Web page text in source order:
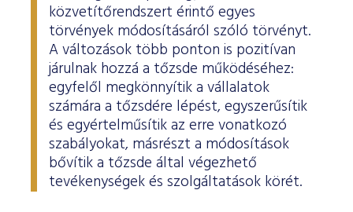
ESG Útmutató
közvetítőrendszert érintő egyes
törvények módosításáról szóló törvényt.
A változások több ponton is pozitívan
járulnak hozzá a tőzsde működéséhez:
egyfelől megkönnyítik a vállalatok
számára a tőzsdére lépést, egyszerűsítik
és egyértelműsítik az erre vonatkozó
szabályokat, másrészt a módosítások
bővítik a tőzsde által végezhető
tevékenységek és szolgáltatások körét.